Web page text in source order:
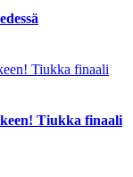
Tiukka finaali